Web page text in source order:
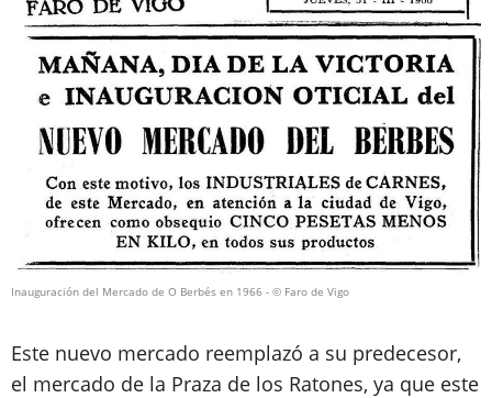
Inauguración del Mercado de O Berbés en 1966 - © Faro de Vigo
Este nuevo mercado reemplazó a su predecesor,
el mercado de la Praza de los Ratones, ya que este